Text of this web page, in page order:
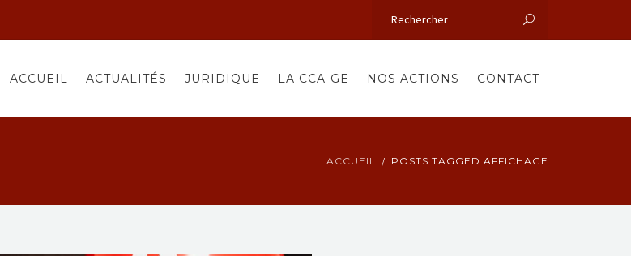
ACCUEIL ACTUALITÉS JURIDIQUE LA CCA-GE NOS ACTIONS CONTACT
ACCUEIL POSTS TAGGED AFFICHAGE